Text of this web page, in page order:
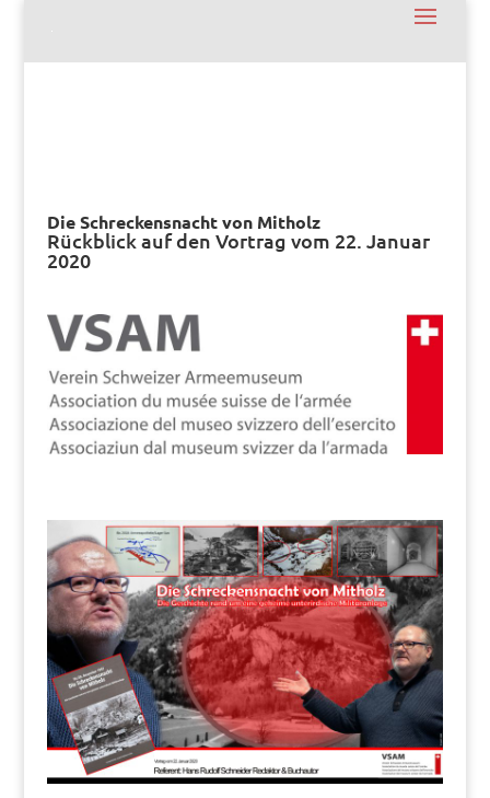
Die Schreckensnacht von Mitholz
Rückblick auf den Vortrag vom 22. Januar
2020